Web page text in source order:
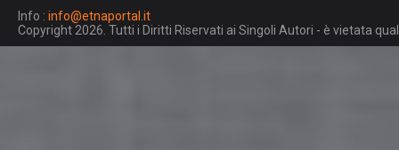
Info : info@etnaportal.it
Copyright 2026. Tutti i Diritti Riservati ai Singoli Autori - è vietata